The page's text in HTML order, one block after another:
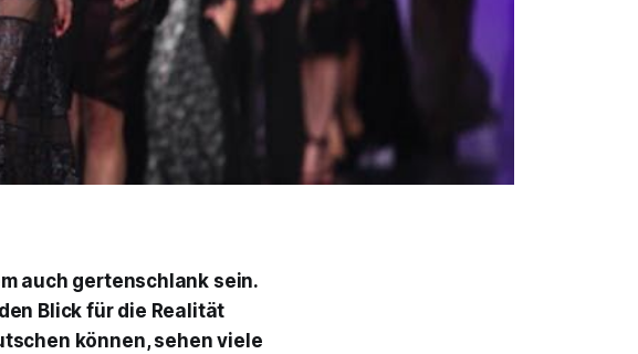
auch gertenschlank sein.
Blick für die Realität
können, sehen viele